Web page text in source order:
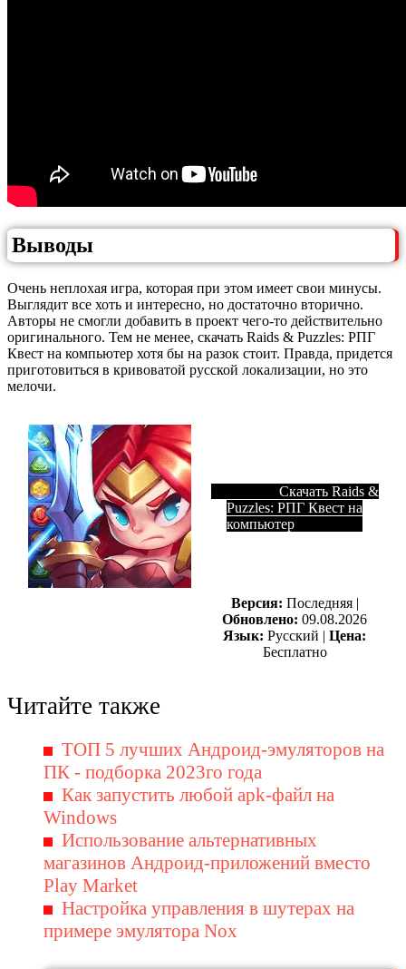
Выводы
Очень неплохая игра, которая при этом имеет свои минусы.
Выглядит все хоть и интересно, но достаточно вторично.
Авторы не смогли добавить в проект чего-то действительно
оригинального. Тем не менее, скачать Raids & Puzzles: РПГ
Квест на компьютер хотя бы на разок стоит. Правда, придется
приготовиться в кривоватой русской локализации, но это
мелочи.
Скачать Raids &
Puzzles: РПГ Квест на
компьютер
Версия: Последняя |
Обновлено: 09.08.2026
Язык: Русский | Цена:
Бесплатно
Читайте также
ТОП 5 лучших Андроид-эмуляторов на
ПК - подборка 2023го года
Как запустить любой apk-файл на
Windows
Использование альтернативных
магазинов Андроид-приложений вместо
Play Market
Настройка управления в шутерах на
примере эмулятора Nox